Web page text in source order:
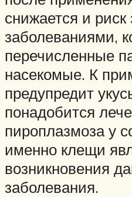
снижается и
заболеваниями,
перечисленные
насекомые. К
предупредит
понадобится
пироплазмоза у
именно клещи
возникновения
заболевания.